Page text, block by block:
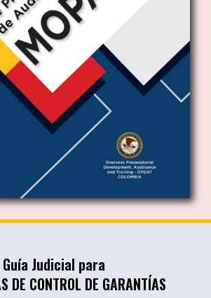
Guía Judicial para
DE CONTROL DE GARANTÍAS